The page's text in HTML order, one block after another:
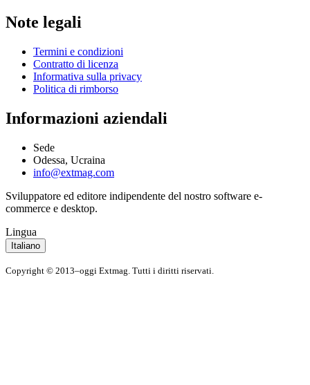
Note legali
Termini e condizioni
Contratto di licenza
Informativa sulla privacy
Politica di rimborso
Informazioni aziendali
Sede
Odessa, Ucraina
info@extmag.com
Sviluppatore ed editore indipendente del nostro software e-
commerce e desktop.
Lingua
Italiano
Copyright © 2013–oggi Extmag. Tutti i diritti riservati.